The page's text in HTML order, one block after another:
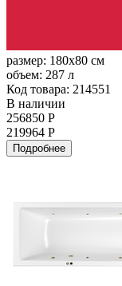
размер: 180x80 см
объем: 287 л
Код товара: 214551
В наличии
256850 Р
219964 Р
Подробнее